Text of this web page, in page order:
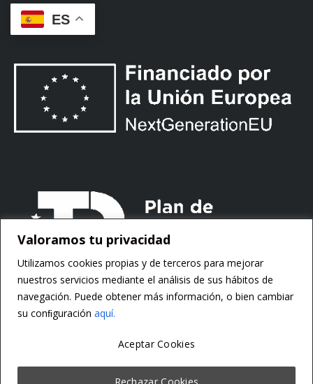
Valoramos tu privacidad
Utilizamos cookies propias y de terceros para mejorar
nuestros servicios mediante el análisis de sus hábitos de
navegación. Puede obtener más información, o bien cambiar
su conﬁguración aquí.
Rechazar Cookies
Aceptar Cookies
ES